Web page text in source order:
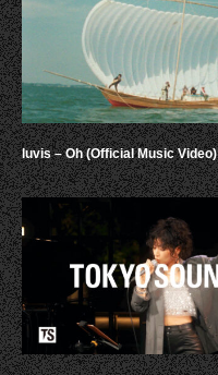
luvis – Oh (Official Music Video)